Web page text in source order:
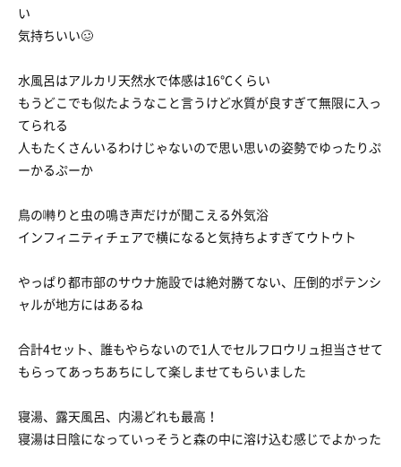
い
気持ちいい🥴
水風呂はアルカリ天然水で体感は16℃くらい
もうどこでも似たようなこと言うけど水質が良すぎて無限に入っ
てられる
人もたくさんいるわけじゃないので思い思いの姿勢でゆったりぷ
ーかるぷーか
鳥の囀りと虫の鳴き声だけが聞こえる外気浴
インフィニティチェアで横になると気持ちよすぎてウトウト
やっぱり都市部のサウナ施設では絶対勝てない、圧倒的ポテンシ
ャルが地方にはあるね
合計4セット、誰もやらないので1人でセルフロウリュ担当させて
もらってあっちあちにして楽しませてもらいました
寝湯、露天風呂、内湯どれも最高！
寝湯は日陰になっていっそうと森の中に溶け込む感じでよかった